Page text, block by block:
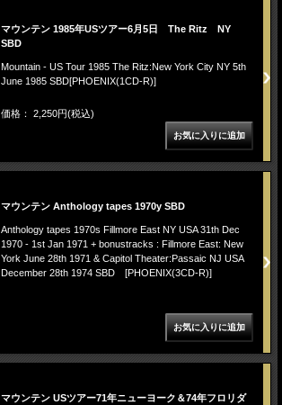
マウンテン 1985年USツアー6月5日 The Ritz NY
SBD
Mountain - US Tour 1985 The Ritz:New York City NY 5th
June 1985 SBD[PHOENIX(1CD-R)]
価格： 2,250円(税込)
マウンテン Anthology tapes 1970y SBD
Anthology tapes 1970s Fillmore East NY USA 31th Dec
1970 - 1st Jan 1971 + bonustracks : Fillmore East: New
York June 28th 1971 & Capitol Theater:Passaic NJ USA
December 28th 1974 SBD [PHOENIX(3CD-R)]
マウンテン USツアー71年ニューヨーク＆74年フロリダ